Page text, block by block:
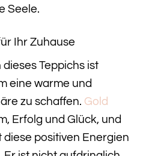
Seele.
Ihr Zuhause
Teppichs ist
eine warme und
zu schaffen. Gold
Erfolg und Glück, und
positiven Energien